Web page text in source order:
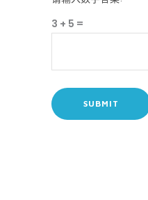
3 + 5 =